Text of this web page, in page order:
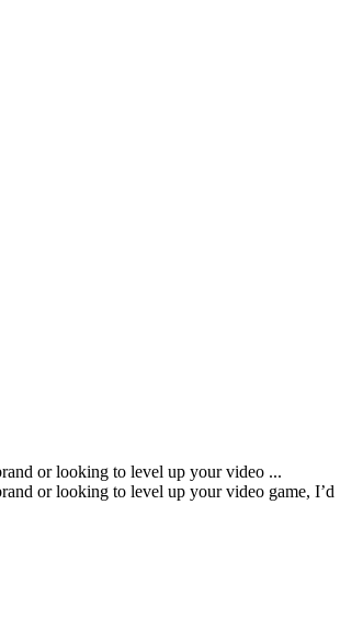
or looking to level up your video ...
or looking to level up your video game, I’d